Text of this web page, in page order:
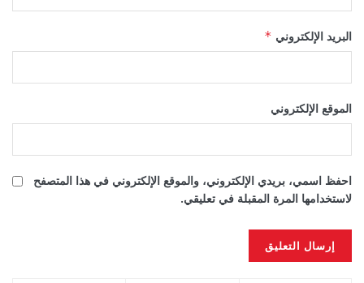
البريد الإلكتروني *
الموقع الإلكتروني
احفظ اسمي، بريدي الإلكتروني، والموقع الإلكتروني في هذا المتصفح
لاستخدامها المرة المقبلة في تعليقي.